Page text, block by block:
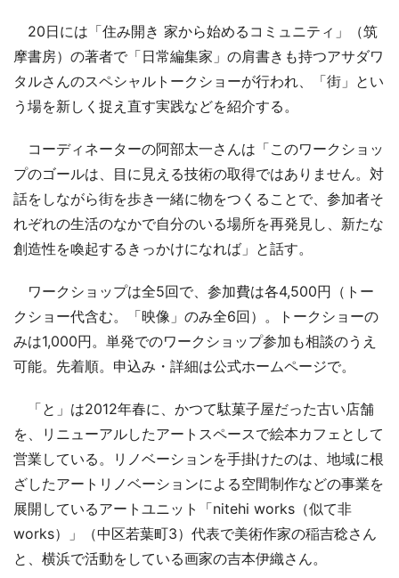
20日には「住み開き 家から始めるコミュニティ」（筑
摩書房）の著者で「日常編集家」の肩書きも持つアサダワ
タルさんのスペシャルトークショーが行われ、「街」とい
う場を新しく捉え直す実践などを紹介する。
コーディネーターの阿部太一さんは「このワークショッ
プのゴールは、目に見える技術の取得ではありません。対
話をしながら街を歩き一緒に物をつくることで、参加者そ
れぞれの生活のなかで自分のいる場所を再発見し、新たな
創造性を喚起するきっかけになれば」と話す。
ワークショップは全5回で、参加費は各4,500円（トー
クショー代含む。「映像」のみ全6回）。トークショーの
みは1,000円。単発でのワークショップ参加も相談のうえ
可能。先着順。申込み・詳細は公式ホームページで。
「と」は2012年春に、かつて駄菓子屋だった古い店舗
を、リニューアルしたアートスペースで絵本カフェとして
営業している。リノベーションを手掛けたのは、地域に根
ざしたアートリノベーションによる空間制作などの事業を
展開しているアートユニット「nitehi works（似て非
works）」（中区若葉町3）代表で美術作家の稲吉稔さん
と、横浜で活動をしている画家の吉本伊織さん。